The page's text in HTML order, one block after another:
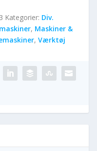
Kategorier: Div.
, Maskiner &
, Værktøj